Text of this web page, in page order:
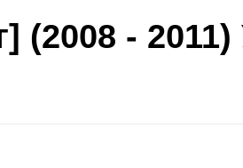
(2008 -